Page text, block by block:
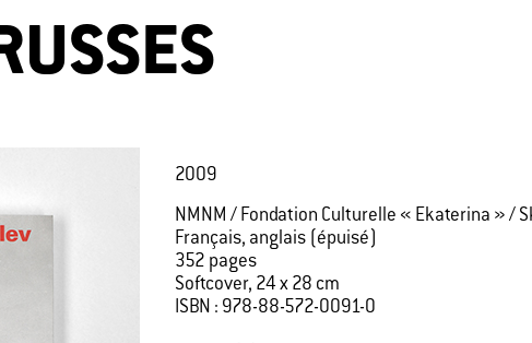
2009
NMNM / Fondation Culturelle « Ekaterina » /
Français, anglais (épuisé)
352 pages
Softcover, 24 x 28 cm
ISBN : 978-88-572-0091-0